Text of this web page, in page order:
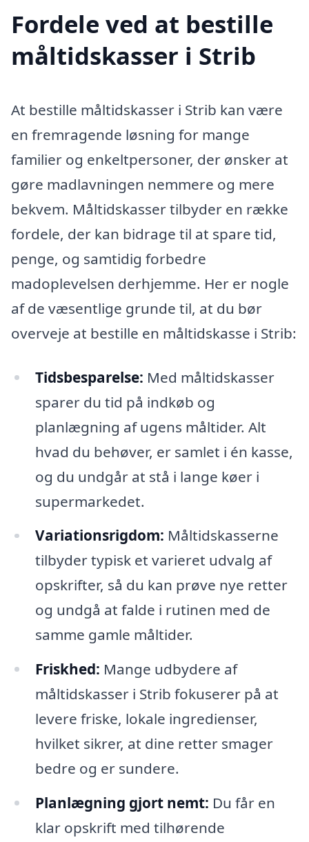
Fordele ved at bestille
måltidskasser i Strib
At bestille måltidskasser i Strib kan være
en fremragende løsning for mange
familier og enkeltpersoner, der ønsker at
gøre madlavningen nemmere og mere
bekvem. Måltidskasser tilbyder en række
fordele, der kan bidrage til at spare tid,
penge, og samtidig forbedre
madoplevelsen derhjemme. Her er nogle
af de væsentlige grunde til, at du bør
overveje at bestille en måltidskasse i Strib:
Tidsbesparelse: Med måltidskasser
sparer du tid på indkøb og
planlægning af ugens måltider. Alt
hvad du behøver, er samlet i én kasse,
og du undgår at stå i lange køer i
supermarkedet.
Variationsrigdom: Måltidskasserne
tilbyder typisk et varieret udvalg af
opskrifter, så du kan prøve nye retter
og undgå at falde i rutinen med de
samme gamle måltider.
Friskhed: Mange udbydere af
måltidskasser i Strib fokuserer på at
levere friske, lokale ingredienser,
hvilket sikrer, at dine retter smager
bedre og er sundere.
Planlægning gjort nemt: Du får en
klar opskrift med tilhørende